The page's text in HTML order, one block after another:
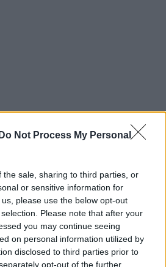
Do Not Process My Personal
the sale, sharing to third parties, or
or sensitive information for
please use the below opt-out
Please note that after your
you may continue seeing
on personal information utilized by
disclosed to third parties prior to
opt-out of the further
istoria Pământului.
planetă a fost mai cald ca